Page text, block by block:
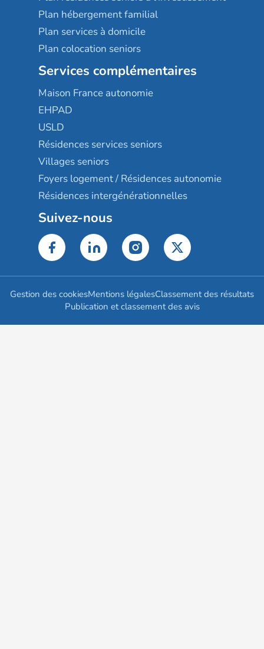
Plan hébergement familial
Plan services à domicile
Plan colocation seniors
Services complémentaires
Maison France autonomie
EHPAD
USLD
Résidences services seniors
Villages seniors
Foyers logement / Résidences autonomie
Résidences intergénérationnelles
Suivez-nous
Gestion des cookiesMentions légalesClassement des résultats
Publication et classement des avis